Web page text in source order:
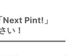
Next Pint!」
い！